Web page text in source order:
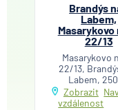
Brandýs
Labem,
Masarykovo
22/13
Masarykovo
22/13,
Labem, 250
Zobrazit
vzdálenost